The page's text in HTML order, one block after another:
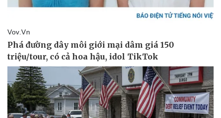
Pháp luật
Vụ án
Tin nóng
Tư vấn luật
Quân sự - Quốc phòng
Vũ khí
Việt Nam
Phân tích